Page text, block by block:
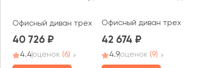
Офисный диван трехместный Модуль / Module
40 726
4.4оценок (6)
Офисный диван трехместный
42 674
4.9оценок (9)